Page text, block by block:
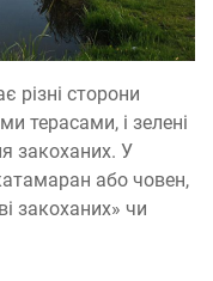
різні сторони
терасами, і зелені
закоханих. У
або човен,
закоханих» чи